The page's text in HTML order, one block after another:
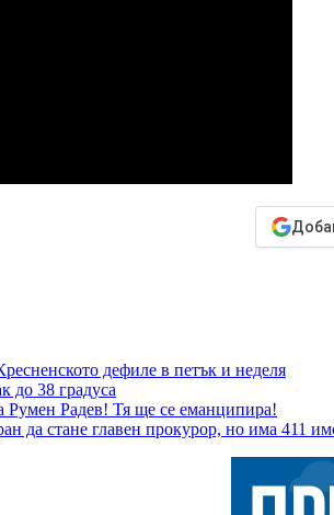
дефиле в петък и неделя
до 38 градуса
Румен Радев! Тя ще се еманципира!
да стане главен прокурор, но има 411